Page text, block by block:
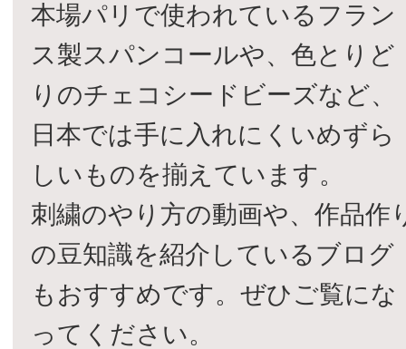
本場パリで使われているフラン
ス製スパンコールや、色とりど
りのチェコシードビーズなど、
日本では手に入れにくいめずら
しいものを揃えています。
刺繍のやり方の動画や、作品作
の豆知識を紹介しているブログ
もおすすめです。ぜひご覧にな
ってください。